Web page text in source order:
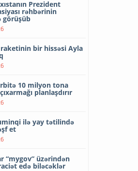
Prezident
rəhbərinin
görüşüb
bir hissəsi Ayla
10 milyon tona
planlaşdırır
ilə yay tətilində
et
“mygov” üzərindən
edə biləcəklər